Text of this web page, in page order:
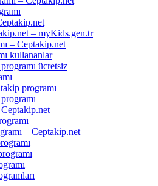
– myKids.gen.tr
– Ceptakip.net
kullananlar
ücretsiz
programı
Ceptakip.net
– Ceptakip.net